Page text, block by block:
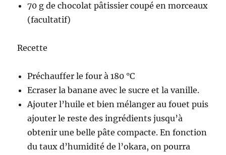
70 g de chocolat pâtissier coupé en morceaux
(facultatif)
Recette
Préchauffer le four à 180 °C
Ecraser la banane avec le sucre et la vanille.
Ajouter l’huile et bien mélanger au fouet puis
ajouter le reste des ingrédients jusqu’à
obtenir une belle pâte compacte. En fonction
du taux d’humidité de l’okara, on pourra